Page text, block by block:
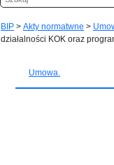
BIP > Akty normatwne >
działalności KOK oraz
Umowa.